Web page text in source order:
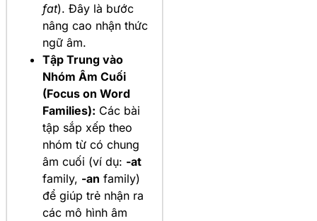
fat). Đây là bước
nâng cao nhận thức
ngữ âm.
Tập Trung vào
Nhóm Âm Cuối
(Focus on Word
Families): Các bài
tập sắp xếp theo
nhóm từ có chung
âm cuối (ví dụ: -at
family, -an family)
để giúp trẻ nhận ra
các mô hình âm